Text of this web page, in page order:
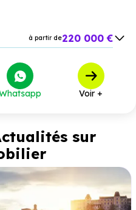
à partir de220 000 €
Voir +
sur